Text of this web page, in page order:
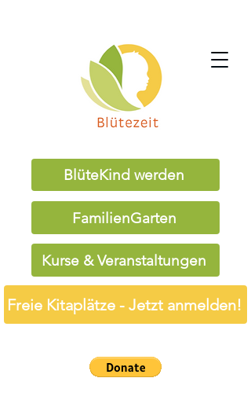
BlüteKind werden
FamilienGarten
Kurse & Veranstaltungen
Freie Kitaplätze - Jetzt anmelden!